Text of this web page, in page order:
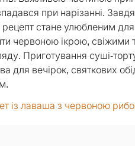
при нарізанні.
стане улюбленим
червоною ікрою,
Приготування суші-
для вечірок, святкових
із лаваша з червоною